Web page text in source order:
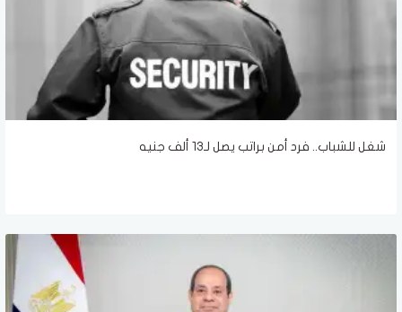
شغل للشباب.. فرد أمن براتب يصل لـ13 ألف جنيه